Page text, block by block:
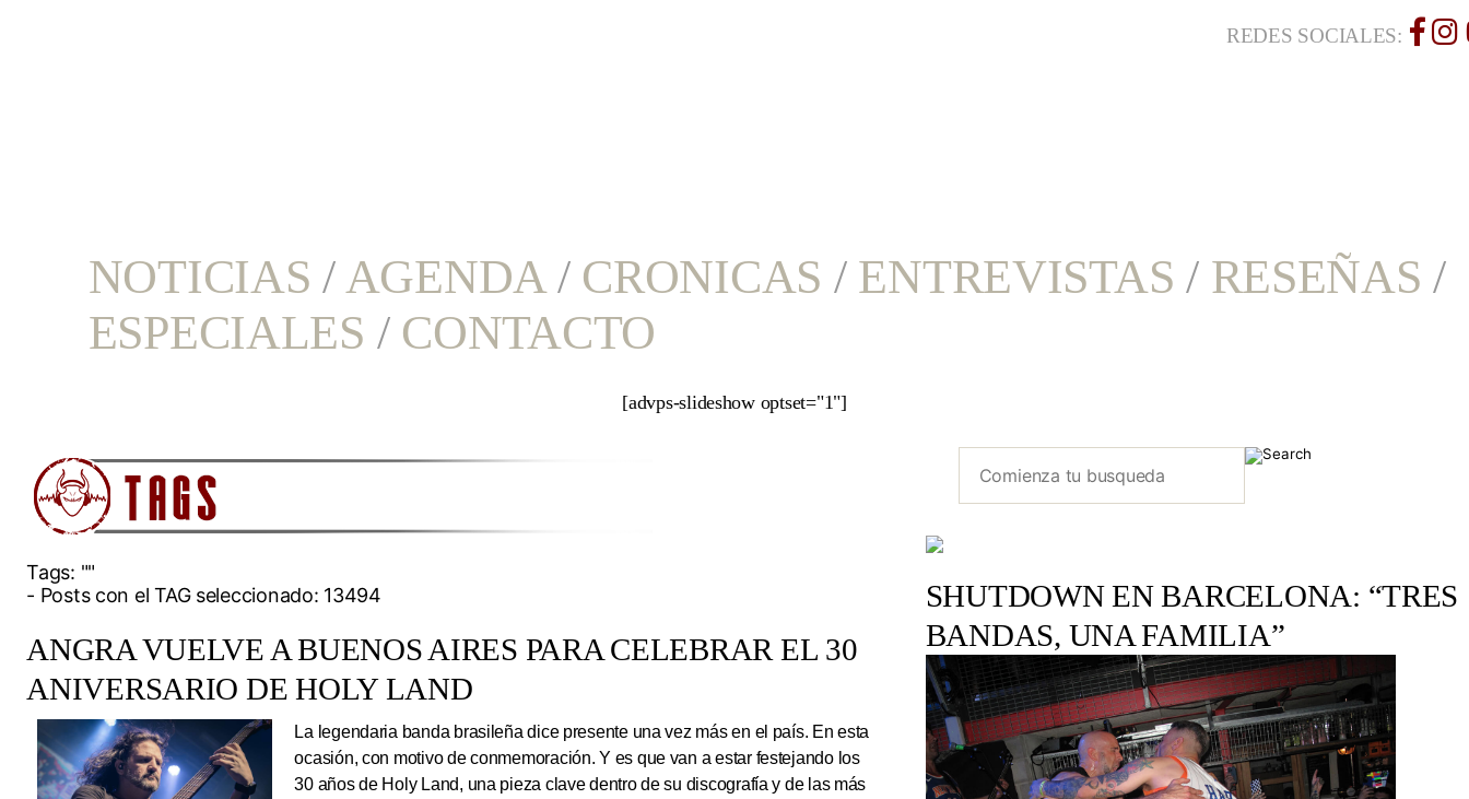
REDES SOCIALES:
NOTICIAS /AGENDA/ CRONICAS / ENTREVISTAS / RESEÑAS /
ESPECIALES / CONTACTO
[advps-slideshow optset="1"]
Tags: ""
- Posts con el TAG seleccionado: 13494
ANGRA VUELVE A BUENOS AIRES PARA CELEBRAR EL 30
ANIVERSARIO DE HOLY LAND
La legendaria banda brasileña dice presente una vez más en el país. En esta
ocasión, con motivo de conmemoración. Y es que van a estar festejando los
30 años de Holy Land, una pieza clave dentro de su discografía y de las más
SHUTDOWN EN BARCELONA: “TRES
BANDAS, UNA FAMILIA”